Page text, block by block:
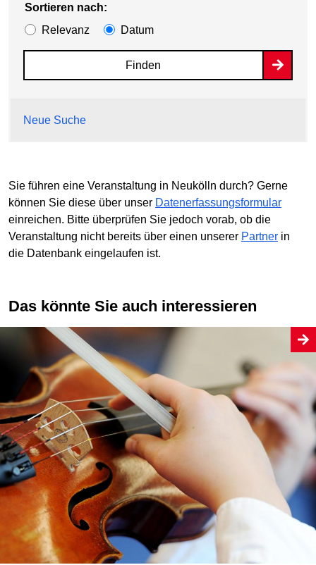
Sortieren nach:
Relevanz
Datum
Finden
Neue Suche
Sie führen eine Veranstaltung in Neukölln durch? Gerne
können Sie diese über unser Datenerfassungsformular
einreichen. Bitte überprüfen Sie jedoch vorab, ob die
Veranstaltung nicht bereits über einen unserer Partner in
die Datenbank eingelaufen ist.
Das könnte Sie auch interessieren